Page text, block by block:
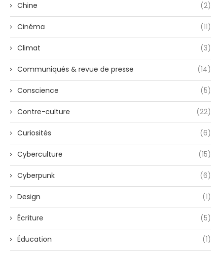
Chine (2)
Cinéma (11)
Climat (3)
Communiqués & revue de presse (14)
Conscience (5)
Contre-culture (22)
Curiosités (6)
Cyberculture (15)
Cyberpunk (6)
Design (1)
Écriture (5)
Éducation (1)